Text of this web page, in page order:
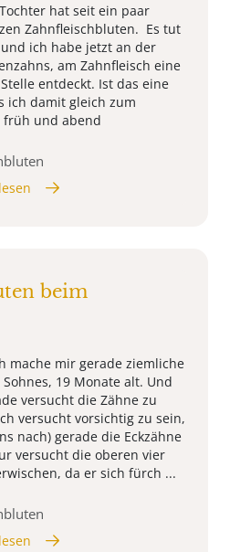
hat seit ein paar
Zahnfleischbluten. Es tut
ich habe jetzt an der
am Zahnfleisch eine
entdeckt. Ist das eine
ich damit gleich zum
früh und abend
beim
mache mir gerade ziemliche
19 Monate alt. Und
versucht die Zähne zu
versucht vorsichtig zu sein,
nach) gerade die Eckzähne
versucht die oberen vier
da er sich fürch ...